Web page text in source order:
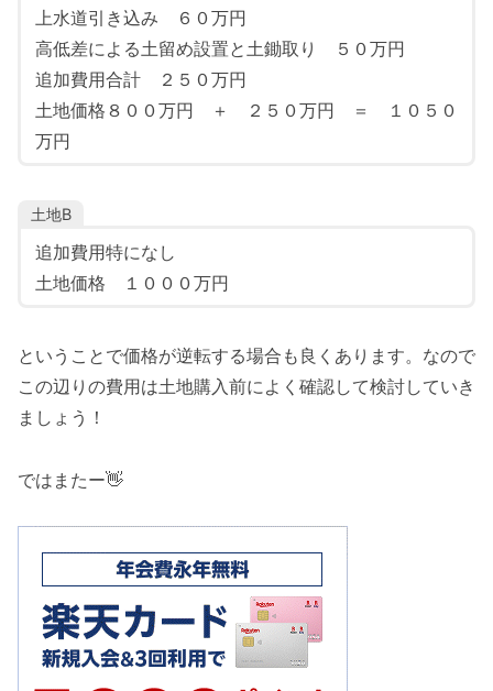
上水道引き込み ６０万円
高低差による土留め設置と土鋤取り ５０万円
追加費用合計 ２５０万円
土地価格８００万円 ＋ ２５０万円 ＝ １０５０
万円
土地B
追加費用特になし
土地価格 １０００万円
ということで価格が逆転する場合も良くあります。なので
この辺りの費用は土地購入前によく確認して検討していき
ましょう！
ではまたー👋